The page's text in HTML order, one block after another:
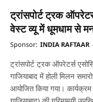
ट्रांसपोर्ट ट्रक
वेस्ट व्यू में धूमधाम से
Sponsor: INDIA RAFTAAR
ट्रांसपोर्ट ट्रक ऑपरेटर्स
गाजियाबाद में होली मिलन
आयोजित किया गया।